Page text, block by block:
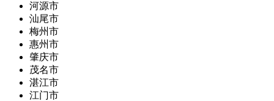
河源市
汕尾市
梅州市
惠州市
肇庆市
茂名市
湛江市
江门市